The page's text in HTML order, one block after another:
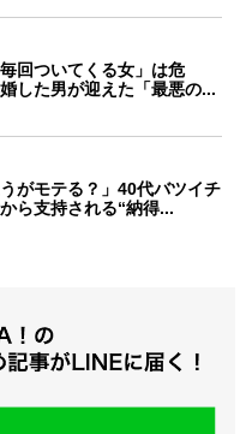
回ついてくる女」は危
した男が迎えた「最悪の...
がモテる？」40代バツイチ
ら支持される“納得...